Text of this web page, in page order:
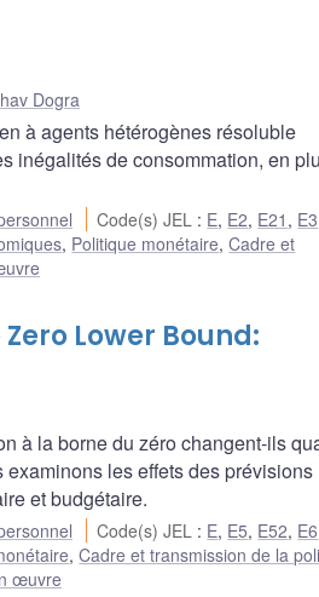
Dogra
à agents hétérogènes résoluble
inégalités de consommation, en
Code(s) JEL : E, E2, E21 , E3
, Politique monétaire,Cadre et
Lower Bound:
à la borne du zéro changent-ils
les effets des prévisions
et budgétaire.
Code(s) JEL : E, E5, E52, E6
,Cadre et transmission de la
œuvre